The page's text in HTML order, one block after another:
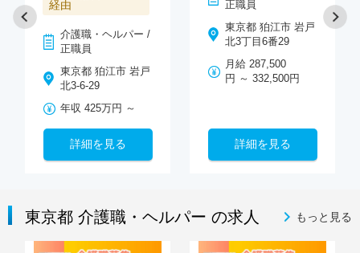
経由
介護職・ヘルパー /
正職員
東京都 狛江市 岩戸
北3-6-29
年収 425万円 ～
詳細を見る
正職員
東京都 狛江市 岩戸
北3丁目6番29
月給 287,500
円 ～ 332,500円
詳細を見る
東京都 介護職・ヘルパー の求人 もっと見る